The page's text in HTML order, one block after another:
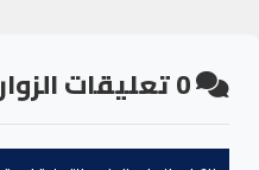
0تعليقات